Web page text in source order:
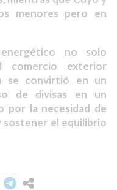
menores pero en
no solo
comercio exterior
se convirtió en un
de divisas en un
por la necesidad de
el equilibrio